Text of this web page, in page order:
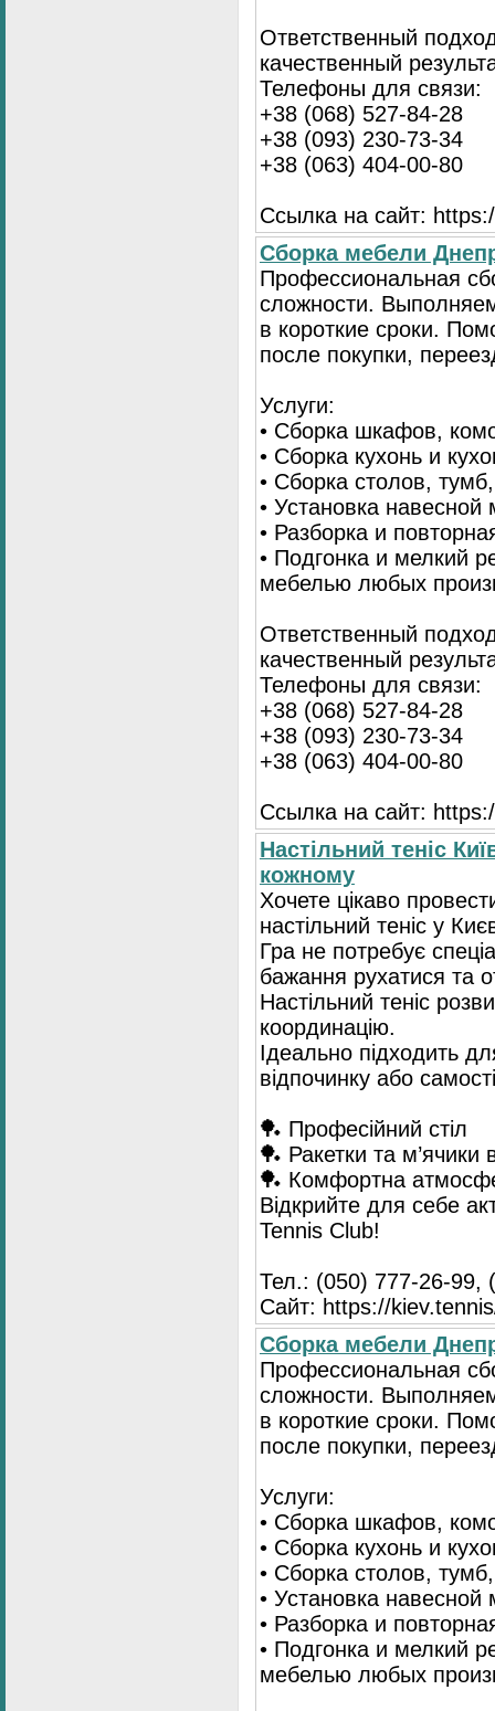
Ответственный
качественный
Телефоны для связи:
+38 (068) 527-84-28
+38 (093) 230-73-34
+38 (063) 404-00-80
Ссылка на сайт:
Сборка мебели
Профессиональная
сложности.
в короткие сроки.
после покупки,
Услуги:
• Сборка шкафов,
• Сборка кухонь и
• Сборка столов,
• Установка
• Разборка и
• Подгонка и мелкий
мебелью любых
Ответственный
качественный
Телефоны для связи:
+38 (068) 527-84-28
+38 (093) 230-73-34
+38 (063) 404-00-80
Ссылка на сайт:
Настільний теніс
кожному
Хочете цікаво
настільний теніс у
Гра не потребує
бажання рухатися та
Настільний теніс
координацію.
Ідеально підходить
відпочинку або
🏓 Професійний стіл
🏓 Ракетки та м’ячики
🏓 Комфортна
Відкрийте для себе
Tennis Club!
Тел.: (050) 777-26-99,
Сайт: https://
Сборка мебели
Профессиональная
сложности.
в короткие сроки.
после покупки,
Услуги:
• Сборка шкафов,
• Сборка кухонь и
• Сборка столов,
• Установка
• Разборка и
• Подгонка и мелкий
мебелью любых